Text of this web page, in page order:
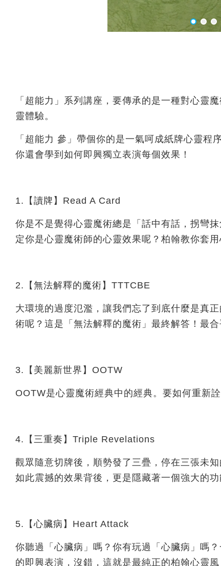
「超能力」系列講座，要傳承的是一種對心靈
靈體驗。
「超能力 參」帶個你的是一氣呵成紙牌心靈
你還會學到如何即興獨立表演每個效果！
1.【讀牌】Read A Card
你是不是覺得心靈魔術總是「話中有話，拐彎
定你是心靈魔術師的心靈效果呢？柏翰教你套
2.【無法解釋的魔術】TTTCBE
大環境的過度氾濫，讓我們忘了到底什麼是真
術呢？這是「無法解釋的魔術」最終解答！最
3.【美麗新世界】OOTW
OOTW是心靈魔術經典中的經典。要如何重新
4.【三重奏】Triple Revelations
觀眾隨意切牌後，順勢發了三疊，停在三張未
如此震撼的效果背後，更是隱藏著一個強大的功
5.【心臟病】Heart Attack
你聽過「心臟病」嗎？你有玩過「心臟病」嗎
的即興表演，沒錯，這就是最純正的柏翰心靈風